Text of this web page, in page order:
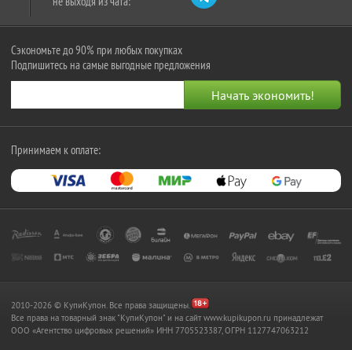
Сэкономьте до 90% при любых покупках
Подпишитесь на самые выгодные предложения
Принимаем к оплате:
2010-2026 © КупиКупон. Все права защищены.
Все права на товарный знак "КупиКупон" и на сайт www.kupikupon.ru принадлежат
OOO «Агентство цифровых решений» ИНН 7705523387, ОГРН 1127747063212